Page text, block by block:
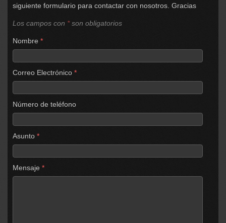
siguiente formulario para contactar con nosotros. Gracias
Los campos con *son obligatorios
Nombre *
Correo Electrónico *
Número de teléfono
Asunto *
Mensaje *